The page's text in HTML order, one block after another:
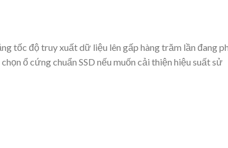
tốc độ truy xuất dữ liệu lên gấp hàng trăm lần đang
ổ cứng chuẩn SSD nếu muốn cải thiện hiệu suất sử